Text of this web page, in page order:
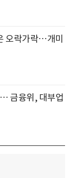
오락가락…개미
금융위, 대부업